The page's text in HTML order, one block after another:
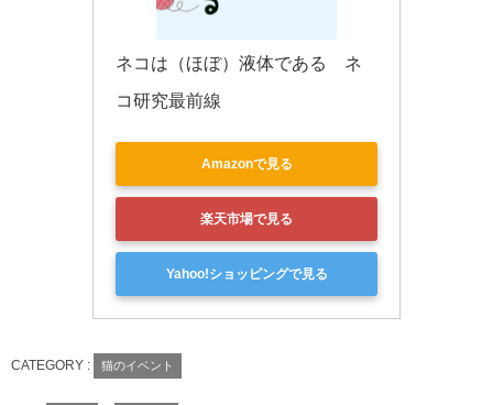
ネコは（ほぼ）液体である　ネ
コ研究最前線
Amazonで見る
楽天市場で見る
Yahoo!ショッピングで見る
CATEGORY : 猫のイベント